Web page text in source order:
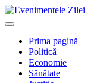
Mergi
la
Primary
Prima pagină
Politică
Economie
Sănătate